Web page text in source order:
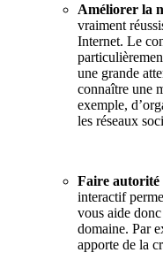
Améliorer la
vraiment
Internet. Le
une grande
connaître une
exemple,
les réseaux
Faire autorité
interactif
vous aide
domaine. Par
apporte de la